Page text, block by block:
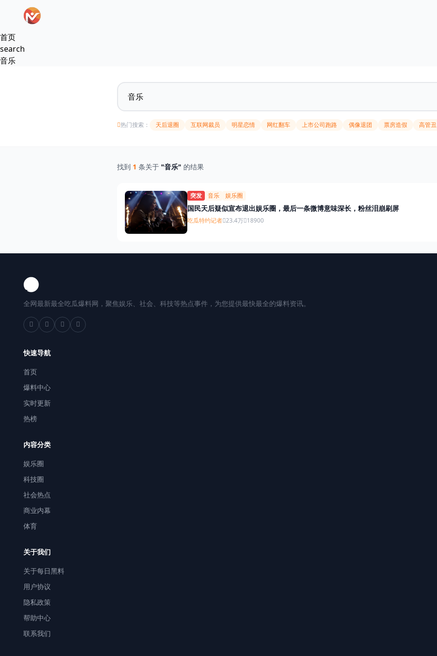
跳过导航
首页
search
音乐
热门搜索： 天后退圈 互联网裁员 明星恋情 网红翻车 上市公司跑路 偶像退团 票房造假 高管
找到 1 条关于 "音乐" 的结果
突发 音乐 娱乐圈
国民天后疑似宣布退出娱乐圈，最后一条微博意味深长，粉丝泪崩刷屏
吃瓜特约记者 23.4万 18900
全网最新最全吃瓜爆料网，聚焦娱乐、社会、科技等热点事件，为您提供最快最全的爆料资讯。
快速导航
首页
爆料中心
实时更新
热榜
内容分类
娱乐圈
科技圈
社会热点
商业内幕
体育
关于我们
关于每日黑料
用户协议
隐私政策
帮助中心
联系我们